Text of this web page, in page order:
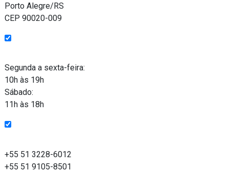
Porto Alegre/RS
CEP 90020-009
Segunda a sexta-feira:
10h às 19h
Sábado:
11h às 18h
+55 51 3228-6012
+55 51 9105-8501